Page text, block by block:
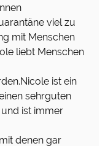
viel zu
mit Menschen
liebt Menschen
ist ein
sehrguten
ist immer
denen gar